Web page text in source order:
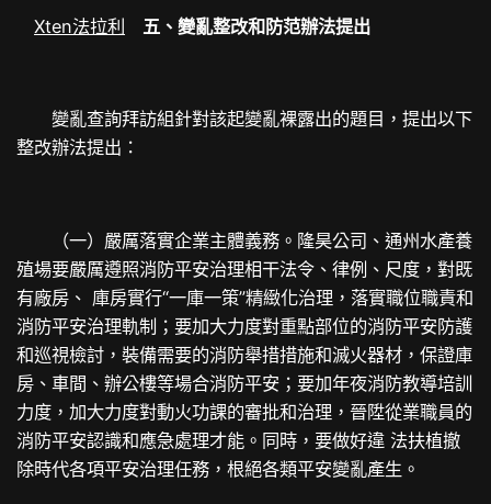
Xten法拉利 五、變亂整改和防范辦法提出
變亂查詢拜訪組針對該起變亂裸露出的題目，提出以下
整改辦法提出：
（一）嚴厲落實企業主體義務。隆昊公司、通州水產養
殖場要嚴厲遵照消防平安治理相干法令、律例、尺度，對既
有廠房、 庫房實行“一庫一策”精緻化治理，落實職位職責和
消防平安治理軌制；要加大力度對重點部位的消防平安防護
和巡視檢討，裝備需要的消防舉措措施和滅火器材，保證庫
房、車間、辦公樓等場合消防平安；要加年夜消防教導培訓
力度，加大力度對動火功課的審批和治理，晉陞從業職員的
消防平安認識和應急處理才能。同時，要做好違 法扶植撤
除時代各項平安治理任務，根絕各類平安變亂產生。